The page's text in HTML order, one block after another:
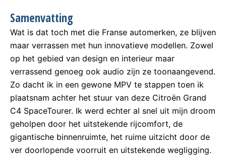
Samenvatting
Wat is dat toch met die Franse automerken, ze blijven
maar verrassen met hun innovatieve modellen. Zowel
op het gebied van design en interieur maar
verrassend genoeg ook audio zijn ze toonaangevend.
Zo dacht ik in een gewone MPV te stappen toen ik
plaatsnam achter het stuur van deze Citroën Grand
C4 SpaceTourer. Ik werd echter al snel uit mijn droom
geholpen door het uitstekende rijcomfort, de
gigantische binnenruimte, het ruime uitzicht door de
ver doorlopende voorruit en uitstekende wegligging.